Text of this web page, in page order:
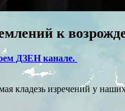
к
ДЗЕН канале.
кладезь изречений у